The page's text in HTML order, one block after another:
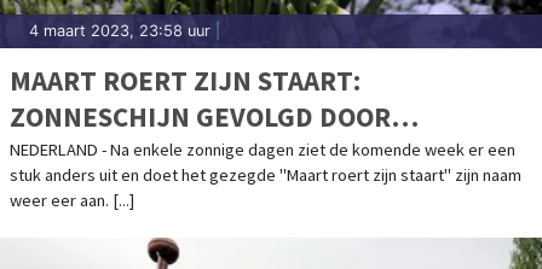
4 maart 2023, 23:58 uur
MAART ROERT ZIJN STAART:
ZONNESCHIJN GEVOLGD DOOR
(WINTERSE) BUIEN
NEDERLAND - Na enkele zonnige dagen ziet de komende week er een
stuk anders uit en doet het gezegde "Maart roert zijn staart" zijn naam
weer eer aan. [...]